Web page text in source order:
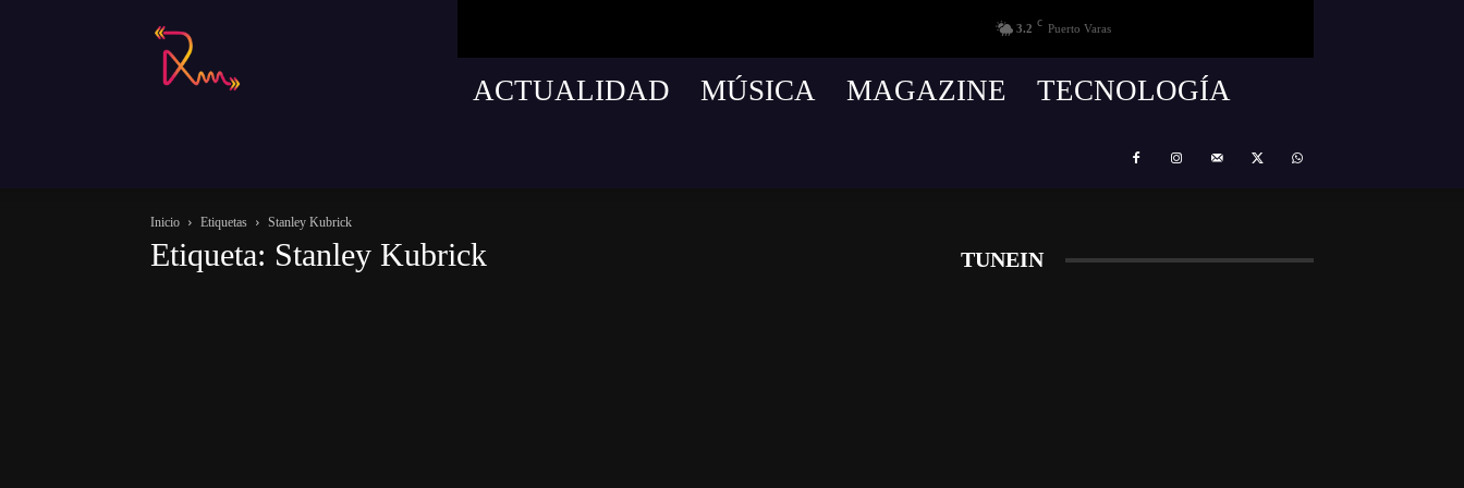
Remusica
3.2 C Puerto Varas
ACTUALIDAD MÚSICA MAGAZINE TECNOLOGÍA
Inicio Etiquetas Stanley Kubrick
Etiqueta: Stanley Kubrick TUNEIN